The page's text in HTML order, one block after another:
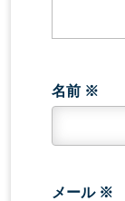
名前 ※
メール ※